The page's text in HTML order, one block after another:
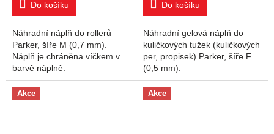
Do košíku
Náhradní náplň do rollerů
Parker, šíře M (0,7 mm).
Náplň je chráněna víčkem v
barvě náplně.
Do košíku
Náhradní gelová náplň do
kuličkových tužek (kuličkových
per, propisek) Parker, šíře F
(0,5 mm).
Akce Akce